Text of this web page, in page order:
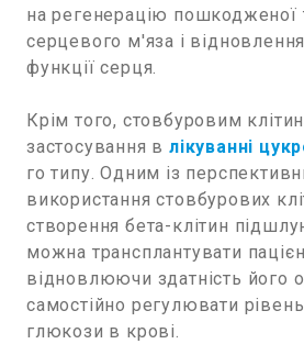
на регенерацію пошкодженої
серцевого м'яза і
функції серця.
Крім того, стовбуровим
застосування в лікуванні
го типу. Одним із
використання стовбурових
створення бета-клітин
можна трансплантувати
відновлюючи здатність його
самостійно регулювати рівень
глюкози в крові.